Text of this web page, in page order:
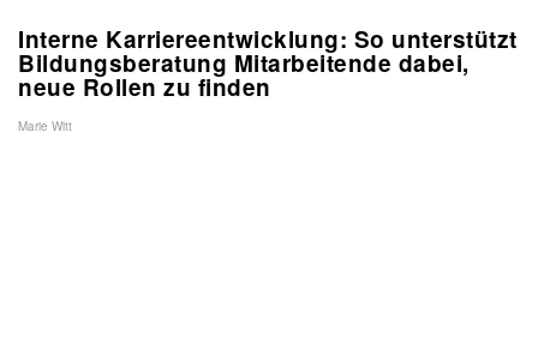
Interne Karriereentwicklung: So unterstützt
Bildungsberatung Mitarbeitende dabei,
neue Rollen zu finden
Marie Witt